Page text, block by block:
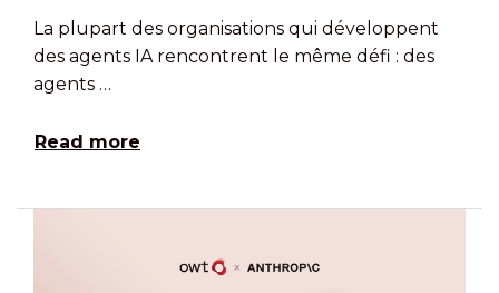
La plupart des organisations qui développent
des agents IA rencontrent le même défi : des
agents …
Read more